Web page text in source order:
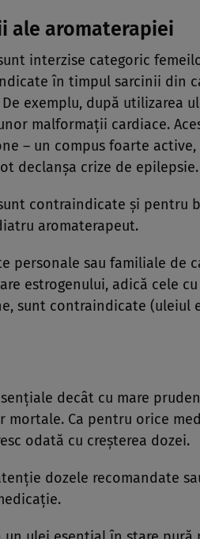
ale aromaterapiei
interzise categoric
în timpul sarcinii din
exemplu, după utilizarea
malformaţii cardiace.
– un compus foarte
declanşa crize de epilepsie.
contraindicate şi pentru
aromaterapeut.
personale sau familiale de
estrogenului, adică cele
sunt contraindicate (uleiul
decât cu mare
mortale. Ca pentru orice
odată cu creşterea dozei.
dozele recomandate